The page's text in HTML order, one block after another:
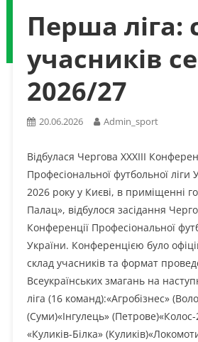
Перша ліга:
учасників
2026/27
20.06.2026 Admin_sport
Відбулася Чергова XXXIII
Професіональної футбольної ліги
2026 року у Києві, в приміщенні
Палац», відбулося засідання
Конференції Професіональної
України. Конференцією було
склад учасників та формат
Всеукраїнських змагань на
ліга (16 команд):«Агробізнес»
(Суми)«Інгулець»
«Куликів-Білка»